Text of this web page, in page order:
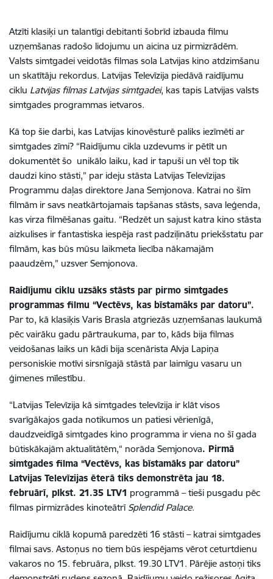
Atzīti klasiķi un talantīgi debitanti šobrīd izbauda filmu
uzņemšanas radošo lidojumu un aicina uz pirmizrādēm.
Valsts simtgadei veidotās filmas sola Latvijas kino atdzimšanu
un skatītāju rekordus. Latvijas Televīzija piedāvā raidījumu
ciklu Latvijas filmas Latvijas simtgadei, kas tapis Latvijas valsts
simtgades programmas ietvaros.
Kā top šie darbi, kas Latvijas kinovēsturē paliks iezīmēti ar
simtgades zīmi? “Raidījumu cikla uzdevums ir pētīt un
dokumentēt šo unikālo laiku, kad ir tapuši un vēl top tik
daudzi kino stāsti,” par ideju stāsta Latvijas Televīzijas
Programmu daļas direktore Jana Semjonova. Katrai no šīm
filmām ir savs neatkārtojamais tapšanas stāsts, sava leģenda,
kas virza filmēšanas gaitu. “Redzēt un sajust katra kino stāsta
aizkulises ir fantastiska iespēja rast padziļinātu priekšstatu par
filmām, kas būs mūsu laikmeta liecība nākamajām
paaudzēm,” uzsver Semjonova.
Raidījumu ciklu uzsāks stāsts par pirmo simtgades
programmas filmu “Vectēvs, kas bīstamāks par datoru”.
Par to, kā klasiķis Varis Brasla atgriezās uzņemšanas laukumā
pēc vairāku gadu pārtraukuma, par to, kāds bija filmas
veidošanas laiks un kādi bija scenārista Alvja Lapiņa
personiskie motīvi sirsnīgajā stāstā par laimīgu vasaru un
ģimenes mīlestību.
“Latvijas Televīzija kā simtgades televīzija ir klāt visos
svarīgākajos gada notikumos un patiesi vērienīgā,
daudzveidīgā simtgades kino programma ir viena no šī gada
būtiskākajām aktualitātēm,“ norāda Semjonova. Pirmā
simtgades filma “Vectēvs, kas bīstamāks par datoru”
Latvijas Televīzijas ēterā tiks demonstrēta jau 18.
februārī, plkst. 21.35 LTV1 programmā – tieši pusgadu pēc
filmas pirmizrādes kinoteātrī Splendid Palace.
Raidījumu ciklā kopumā paredzēti 16 stāsti – katrai simtgades
filmai savs. Astoņus no tiem būs iespējams vērot ceturtdienu
vakaros no 15. februāra, plkst. 19.30 LTV1. Pārējie astoņi tiks